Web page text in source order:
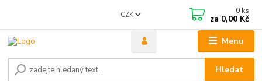
Menu
CZK
Hledat
0 ks
za 0,00 Kč